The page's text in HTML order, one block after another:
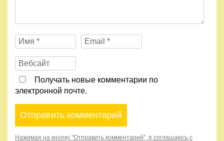
Получать новые комментарии по
электронной почте.
Нажимая на кнопку "Отправить комментарий", я соглашаюсь с